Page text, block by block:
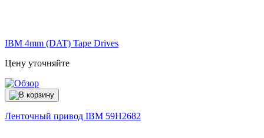
IBM 4mm (DAT) Tape Drives
Цену уточняйте
Ленточный привод IBM 59H2682